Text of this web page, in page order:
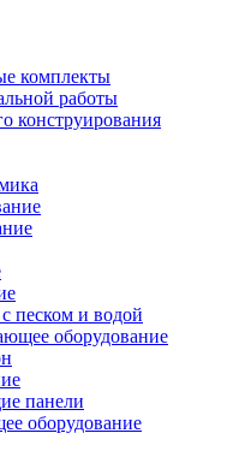
комплекты
работы
конструирования
песком и водой
оборудование
панели
оборудование